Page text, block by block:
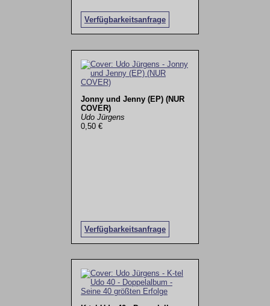
Verfügbarkeitsanfrage
Jonny und Jenny (EP) (NUR
COVER)
Udo Jürgens
0,50 €
Verfügbarkeitsanfrage